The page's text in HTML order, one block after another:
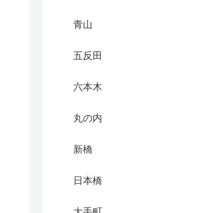
青山
五反田
六本木
丸の内
新橋
日本橋